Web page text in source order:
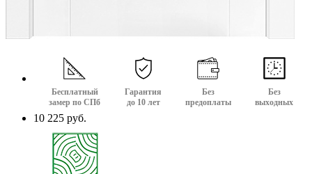
Бесплатный
замер по СПб
Гарантия
до 10 лет
Без
предоплаты
Без
выходных
10 225 руб.